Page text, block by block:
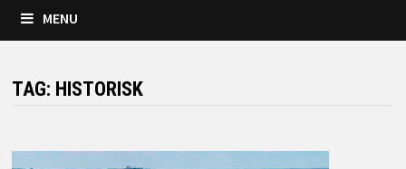
MENU
TAG: HISTORISK